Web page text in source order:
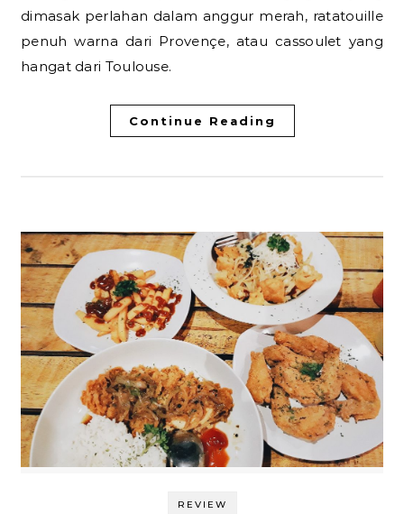
dimasak perlahan dalam anggur merah, ratatouille
penuh warna dari Provençe, atau cassoulet yang
hangat dari Toulouse.
Continue Reading
REVIEW